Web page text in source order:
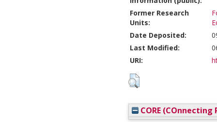
Former Research
Units:
Date Deposited:
Last Modified:
URI:
CORE (COnnecting